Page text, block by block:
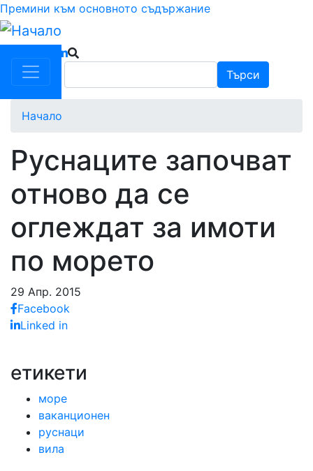
Премини към основното съдържание
Търси
Начало
Руснаците започват
отново да се
оглеждат за имоти
по морето
29 Апр. 2015
Facebook
Linked in
етикети
море
ваканционен
руснаци
вила